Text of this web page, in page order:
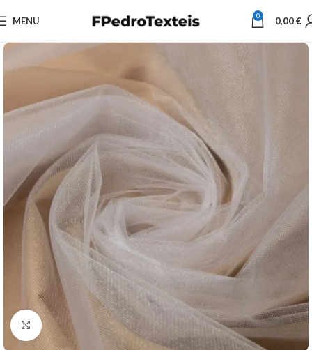
MENU 0 0,00€
Click to enlarge